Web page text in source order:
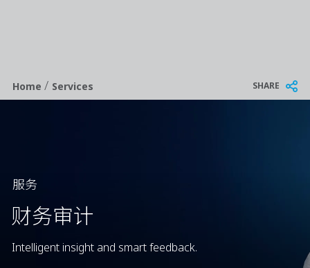
Breadcrumb
Home/ Services SHARE
服务
财务审计
Intelligent insight and smart feedback.